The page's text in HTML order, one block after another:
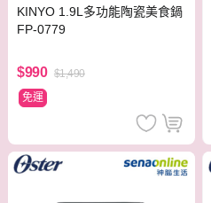
KINYO 1.9L多功能陶瓷美食鍋
FP-0779
$990 $1,490
免運